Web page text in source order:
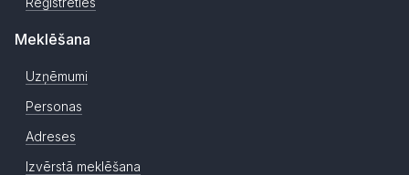
Meklēšana
Uzņēmumi
Personas
Adreses
Izvērstā meklēšana